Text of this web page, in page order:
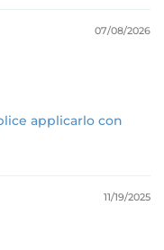
07/08/2026
applicarlo con
11/19/2025